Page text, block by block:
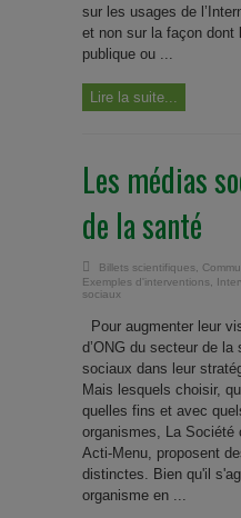
sur les usages de
et non sur la façon
publique ou ...
Lire la suite...
Les médias
de la santé
Billets scientifiques
Exemples d'interventions
sociaux
Pour augmenter leur
d’ONG du secteur de
sociaux dans leur
Mais lesquels choisir,
quelles fins et avec
organismes, La Société
Acti-Menu, proposent
distinctes. Bien qu'il
organisme en ...